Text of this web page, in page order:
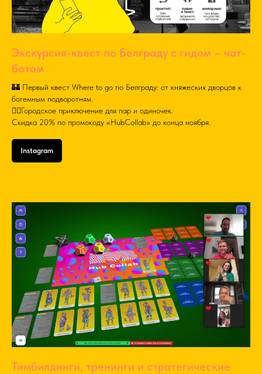
Экскурсия-квест по Белграду с гидом – чат-
ботом
🏰 Первый квест Where to go по Белграду: от княжеских дворцов к
богемным подворотням.
🚶‍♂️Городское приключение для пар и одиночек.
Скидка 20% по промокоду «HubCollab» до конца ноября.
Instagram
Тимбилдинги, тренинги и стратегические